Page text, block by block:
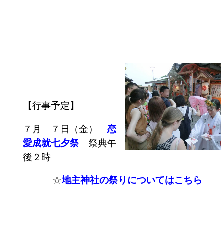
【行事予定】
７月 ７日（金）恋
愛成就七夕祭祭典午
後２時
☆地主神社の祭りについてはこちら